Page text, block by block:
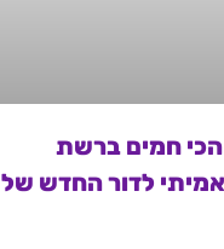
הכי חמים ברשת
לדור החדש של